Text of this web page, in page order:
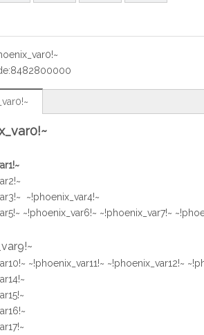
8482800000
~!phoenix_var4!~
~!phoenix_var6!~ ~!phoenix_var7!~
~!phoenix_var11!~ ~!phoenix_var12!~